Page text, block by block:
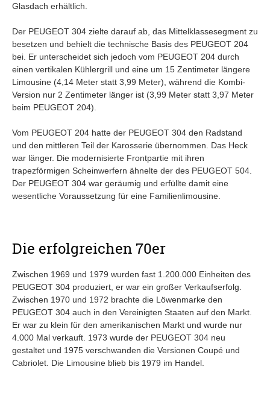
Glasdach erhältlich.
Der PEUGEOT 304 zielte darauf ab, das Mittelklassesegment zu
besetzen und behielt die technische Basis des PEUGEOT 204
bei. Er unterscheidet sich jedoch vom PEUGEOT 204 durch
einen vertikalen Kühlergrill und eine um 15 Zentimeter längere
Limousine (4,14 Meter statt 3,99 Meter), während die Kombi-
Version nur 2 Zentimeter länger ist (3,99 Meter statt 3,97 Meter
beim PEUGEOT 204).
Vom PEUGEOT 204 hatte der PEUGEOT 304 den Radstand
und den mittleren Teil der Karosserie übernommen. Das Heck
war länger. Die modernisierte Frontpartie mit ihren
trapezförmigen Scheinwerfern ähnelte der des PEUGEOT 504.
Der PEUGEOT 304 war geräumig und erfüllte damit eine
wesentliche Voraussetzung für eine Familienlimousine.
Die erfolgreichen 70er
Zwischen 1969 und 1979 wurden fast 1.200.000 Einheiten des
PEUGEOT 304 produziert, er war ein großer Verkaufserfolg.
Zwischen 1970 und 1972 brachte die Löwenmarke den
PEUGEOT 304 auch in den Vereinigten Staaten auf den Markt.
Er war zu klein für den amerikanischen Markt und wurde nur
4.000 Mal verkauft. 1973 wurde der PEUGEOT 304 neu
gestaltet und 1975 verschwanden die Versionen Coupé und
Cabriolet. Die Limousine blieb bis 1979 im Handel.